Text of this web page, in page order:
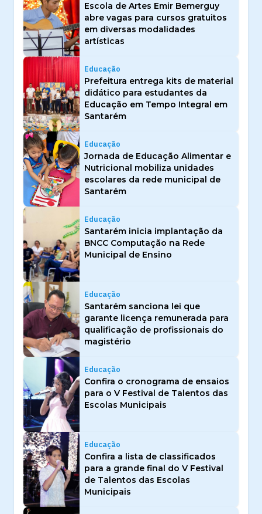
Escola de Artes Emir Bemerguy
abre vagas para cursos gratuitos
em diversas modalidades
artísticas
Educação
Prefeitura entrega kits de material
didático para estudantes da
Educação em Tempo Integral em
Santarém
Educação
Jornada de Educação Alimentar e
Nutricional mobiliza unidades
escolares da rede municipal de
Santarém
Educação
Santarém inicia implantação da
BNCC Computação na Rede
Municipal de Ensino
Educação
Santarém sanciona lei que
garante licença remunerada para
qualificação de profissionais do
magistério
Educação
Confira o cronograma de ensaios
para o V Festival de Talentos das
Escolas Municipais
Educação
Confira a lista de classificados
para a grande final do V Festival
de Talentos das Escolas
Municipais